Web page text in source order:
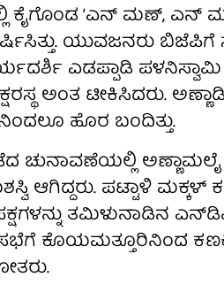
ಕೈಗೊಂಡ ‘ಎನ್‌ ಮಣ್, ಎನ್‌
ಯುವಜನರು
ಎಡಪ್ಪಾಡಿ
ಅಂತ ಟೀಕಿಸಿದರು.
ಹೊರ ಬಂದಿತ್ತು.
ಚುನಾವಣೆಯಲ್ಲಿ
ಆಗಿದ್ದರು. ಪಟ್ಟಾಳಿ
ತಮಿಳುನಾಡಿನ
ಕೊಯಮತ್ತೂರಿನಿಂದ